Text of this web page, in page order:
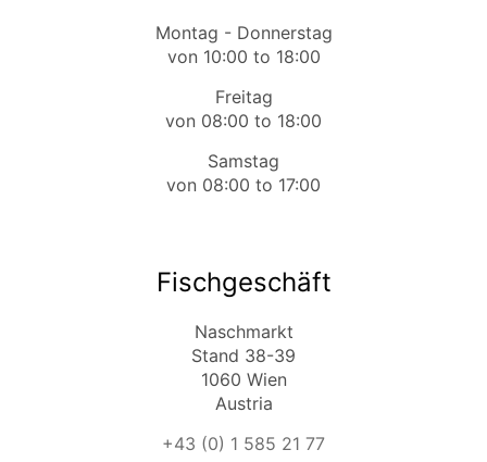
Montag - Donnerstag
von 10:00 to 18:00
Freitag
von 08:00 to 18:00
Samstag
von 08:00 to 17:00
Fischgeschäft
Naschmarkt
Stand 38-39
1060 Wien
Austria
+43 (0) 1 585 21 77